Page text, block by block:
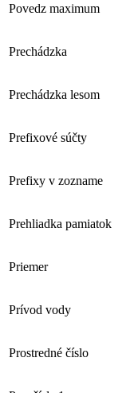
Povedz maximum
Prechádzka
Prechádzka lesom
Prefixové súčty
Prefixy v zozname
Prehliadka pamiatok
Priemer
Prívod vody
Prostredné číslo